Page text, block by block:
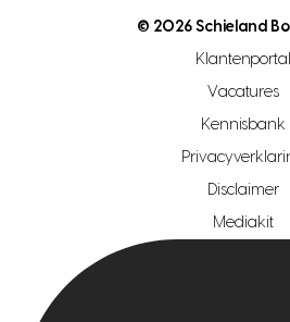
makelaar regio zoetermeer
hypotheekshop regio den haag
hypotheekshop regio rotterdam
© 2026 Schieland
Klantenportal
Vacatures
Kennisbank
Disclaimer
Mediakit